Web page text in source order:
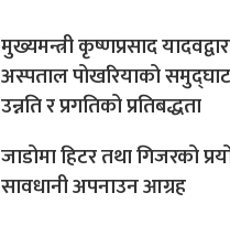
मुख्यमन्त्री कृष्णप्रसाद
अस्पताल पोखरियाको
उन्नति र प्रगतिको प्रतिबद्धता
जाडोमा हिटर तथा गिजरको
सावधानी अपनाउन आग्रह